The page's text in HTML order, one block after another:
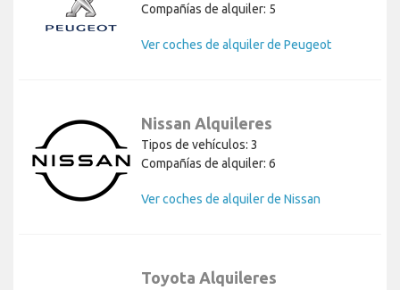
Compañías de alquiler: 5
Ver coches de alquiler de Peugeot
Nissan Alquileres
Tipos de vehículos: 3
Compañías de alquiler: 6
Ver coches de alquiler de Nissan
Toyota Alquileres